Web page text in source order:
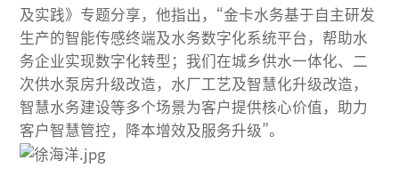
及实践》专题分享，他指出，“金卡水务基于自主研发
生产的智能传感终端及水务数字化系统平台，帮助水
务企业实现数字化转型；我们在城乡供水一体化、二
次供水泵房升级改造，水厂工艺及智慧化升级改造，
智慧水务建设等多个场景为客户提供核心价值，助力
客户智慧管控，降本增效及服务升级”。